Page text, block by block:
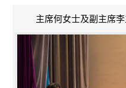
主席何女士及副主席